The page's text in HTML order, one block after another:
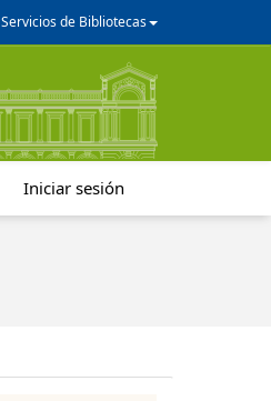
Servicios de Bibliotecas
Iniciar sesión